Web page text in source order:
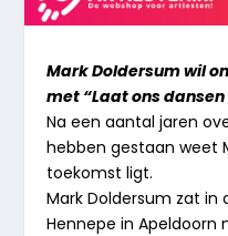
Mark Doldersum wil
met “Laat ons
Na een aantal jaren
hebben gestaan weet
toekomst ligt.
Mark Doldersum zat in
Hennepe in Apeldoorn